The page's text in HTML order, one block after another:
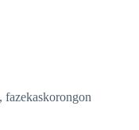
fazekaskorongon